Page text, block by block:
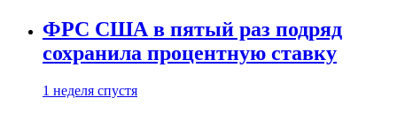
ФРС США в пятый раз подряд
сохранила процентную ставку
1 неделя спустя